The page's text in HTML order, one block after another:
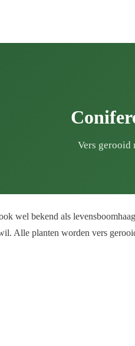
Vers
wel bekend als
Alle planten worden vers